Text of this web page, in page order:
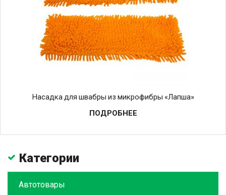
Насадка для швабры из микрофибры «Лапша»
ПОДРОБНЕЕ
Категории
Автотовары